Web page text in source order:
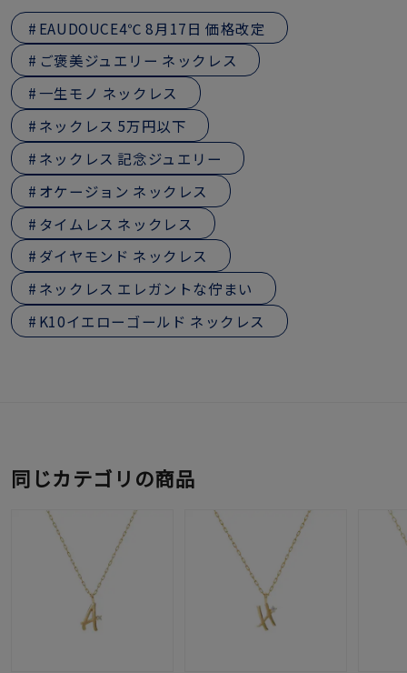
EAUDOUCE4℃ 8月17日 価格改定
ご褒美ジュエリー ネックレス
一生モノ ネックレス
ネックレス 5万円以下
ネックレス 記念ジュエリー
オケージョン ネックレス
タイムレス ネックレス
ダイヤモンド ネックレス
ネックレス エレガントな佇まい
K10イエローゴールド ネックレス
同じカテゴリの商品